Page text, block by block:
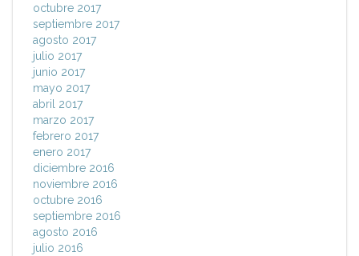
octubre 2017
septiembre 2017
agosto 2017
julio 2017
junio 2017
mayo 2017
abril 2017
marzo 2017
febrero 2017
enero 2017
diciembre 2016
noviembre 2016
octubre 2016
septiembre 2016
agosto 2016
julio 2016